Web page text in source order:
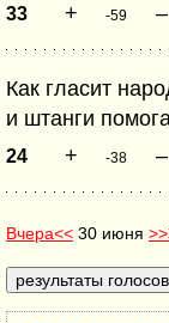
33 + -59 –
Как гласит
и штанги
24 + -38 –
Вчера<< 30 июня